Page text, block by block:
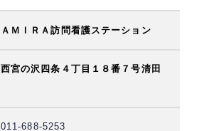
ＡＭＩＲＡ訪問看護ステーション
西宮の沢四条４丁目１８番７号清田
011-688-5253